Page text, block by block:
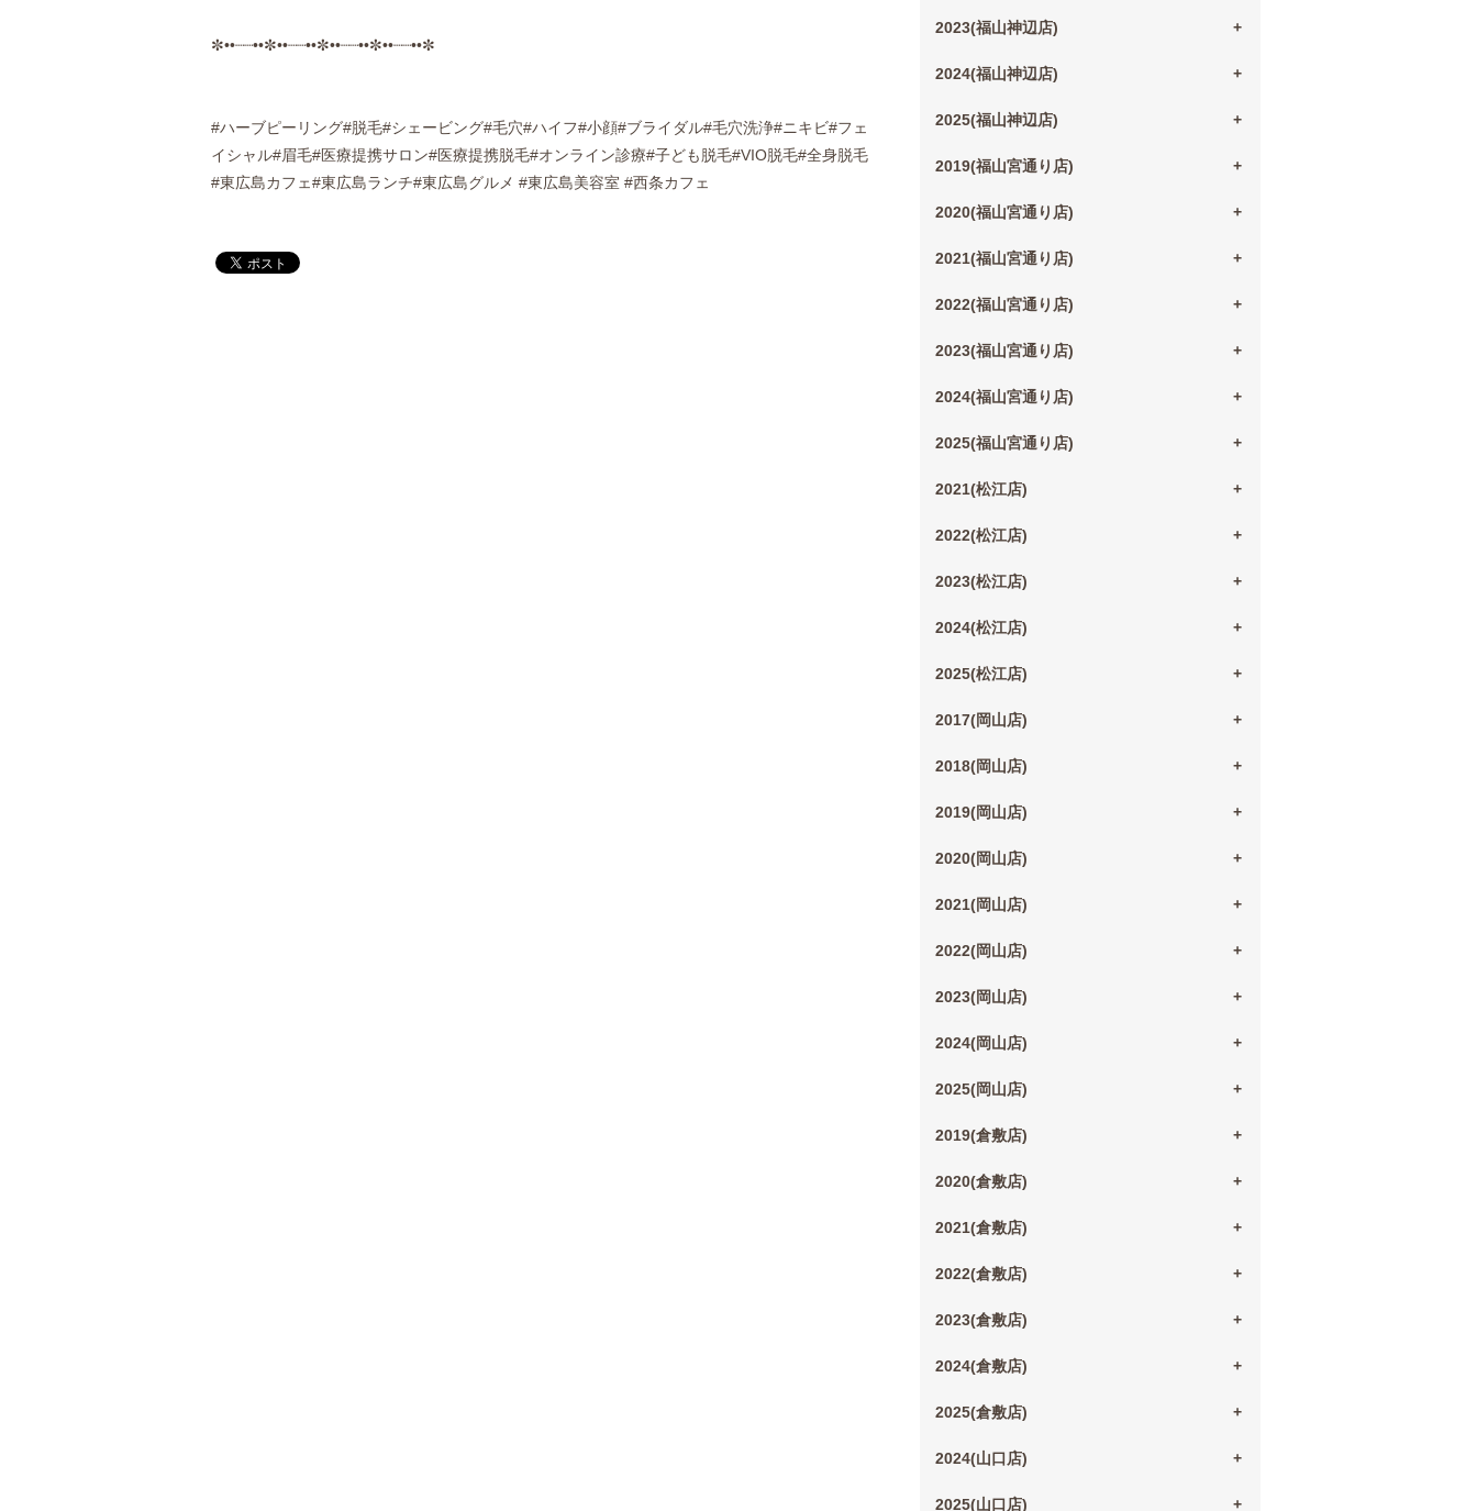
✼••┈┈••✼••┈┈••✼••┈┈••✼••┈┈••✼
#ハーブピーリング#脱毛#シェービング#毛穴#ハイフ#小顔#ブライダル#毛穴洗浄#ニキビ#フェ
イシャル#眉毛#医療提携サロン#医療提携脱毛#オンライン診療#子ども脱毛#VIO脱毛#全身脱毛
#東広島カフェ#東広島ランチ#東広島グルメ #東広島美容室 #西条カフェ
2023(福山神辺店)
2024(福山神辺店)
2025(福山神辺店)
2019(福山宮通り店)
2020(福山宮通り店)
2021(福山宮通り店)
2022(福山宮通り店)
2023(福山宮通り店)
2024(福山宮通り店)
2025(福山宮通り店)
2021(松江店)
2022(松江店)
2023(松江店)
2024(松江店)
2025(松江店)
2017(岡山店)
2018(岡山店)
2019(岡山店)
2020(岡山店)
2021(岡山店)
2022(岡山店)
2023(岡山店)
2024(岡山店)
2025(岡山店)
2019(倉敷店)
2020(倉敷店)
2021(倉敷店)
2022(倉敷店)
2023(倉敷店)
2024(倉敷店)
2025(倉敷店)
2024(山口店)
2025(山口店)